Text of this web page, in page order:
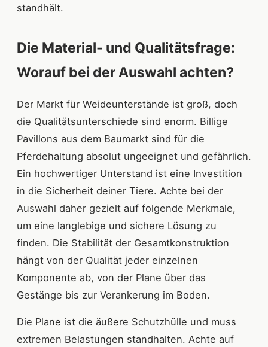
standhält.
Die Material- und Qualitätsfrage:
Worauf bei der Auswahl achten?
Der Markt für Weideunterstände ist groß, doch
die Qualitätsunterschiede sind enorm. Billige
Pavillons aus dem Baumarkt sind für die
Pferdehaltung absolut ungeeignet und gefährlich.
Ein hochwertiger Unterstand ist eine Investition
in die Sicherheit deiner Tiere. Achte bei der
Auswahl daher gezielt auf folgende Merkmale,
um eine langlebige und sichere Lösung zu
finden. Die Stabilität der Gesamtkonstruktion
hängt von der Qualität jeder einzelnen
Komponente ab, von der Plane über das
Gestänge bis zur Verankerung im Boden.
Die Plane ist die äußere Schutzhülle und muss
extremen Belastungen standhalten. Achte auf